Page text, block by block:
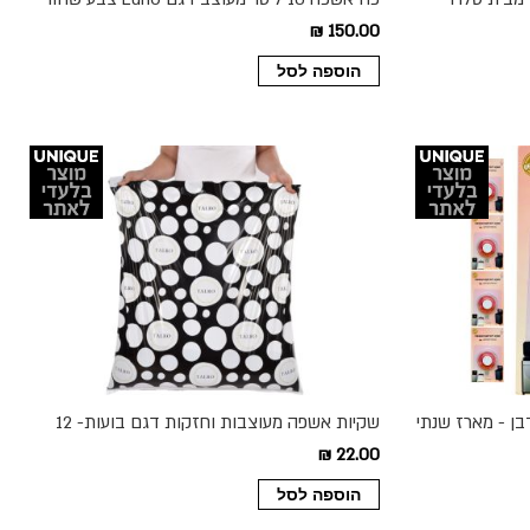
150.00 ₪
הוספה לסל
- מארז שנתי
שקיות אשפה מעוצבות וחזקות דגם בועות- 12
יחידות בגליל
22.00 ₪
הוספה לסל